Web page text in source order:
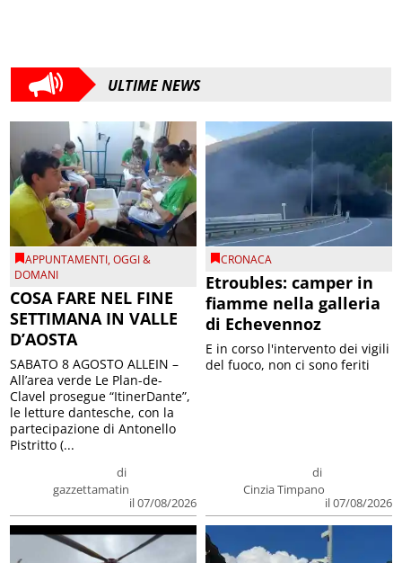
ULTIME NEWS
APPUNTAMENTI,OGGI &
DOMANI
COSA FARE NEL FINE
SETTIMANA IN VALLE
D’AOSTA
di
gazzettamatin
il 07/08/2026
SABATO 8 AGOSTO ALLEIN –
All’area verde Le Plan-de-
Clavel prosegue “ItinerDante”,
le letture dantesche, con la
partecipazione di Antonello
Pistritto (...
CRONACA
Etroubles: camper in
fiamme nella galleria
di Echevennoz
di
Cinzia Timpano
il 07/08/2026
E in corso l'intervento dei vigili
del fuoco, non ci sono feriti